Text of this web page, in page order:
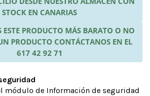
STOCK EN CANARIAS
ESTE PRODUCTO MÁS BARATO O NO
PRODUCTO CONTÁCTANOS EN EL
617 42 92 71
módulo de Información de seguridad